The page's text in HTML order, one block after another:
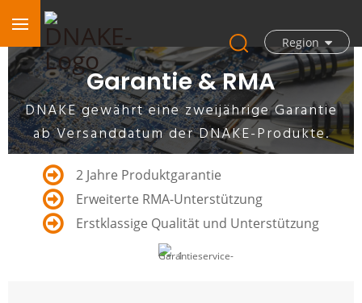
Region
Garantie & RMA
DNAKE gewährt eine zweijährige Garantie
ab Versanddatum der DNAKE-Produkte.
2 Jahre Produktgarantie
Erweiterte RMA-Unterstützung
Erstklassige Qualität und Unterstützung